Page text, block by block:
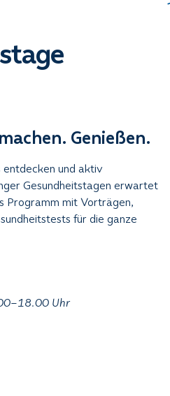
Genießen.
und aktiv
Gesundheitstagen erwartet
Programm mit Vorträgen,
für die ganze
Uhr